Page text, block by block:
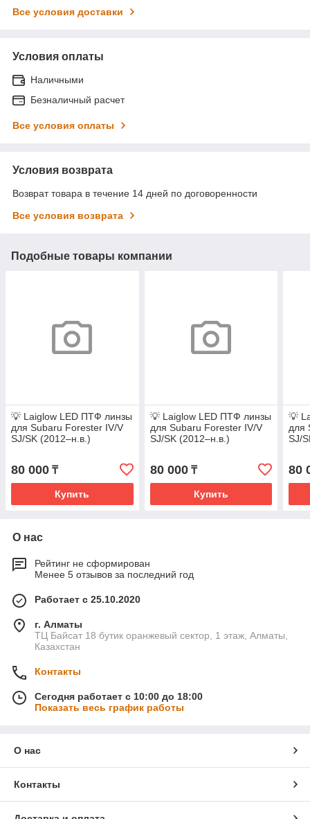
Все условия доставки
Условия оплаты
Наличными
Безналичный расчет
Все условия оплаты
Условия возврата
Возврат товара в течение 14 дней по договоренности
Все условия возврата
Подобные товары компании
💡 Laiglow LED ПТФ линзы
для Subaru Forester IV/V
SJ/SK (2012–н.в.)
80 000 ₸
Купить
💡 Laiglow LED ПТФ линзы
для Subaru Forester IV/V
SJ/SK (2012–н.в.)
80 000₸
Купить
💡
для
SJ/
80
О нас
Рейтинг не сформирован
Менее 5 отзывов за последний год
Работает с 25.10.2020
г. Алматы
ТЦ Байсат 18 бутик оранжевый сектор, 1 этаж, Алматы,
Казахстан
Контакты
Сегодня работает с 10:00 до 18:00
Показать весь график работы
О нас
Контакты